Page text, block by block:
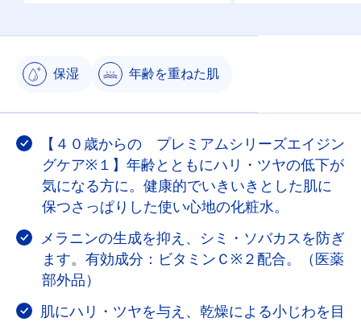
保湿 年齢を重ねた肌
【４０歳からの プレミアムシリーズエイジン
グケア※１】年齢とともにハリ・ツヤの低下が
気になる方に。健康的でいきいきとした肌に
保つさっぱりした使い心地の化粧水。
メラニンの生成を抑え、シミ・ソバカスを防ぎ
ます。有効成分：ビタミンＣ※２配合。（医薬
部外品）
肌にハリ・ツヤを与え、乾燥による小じわを目